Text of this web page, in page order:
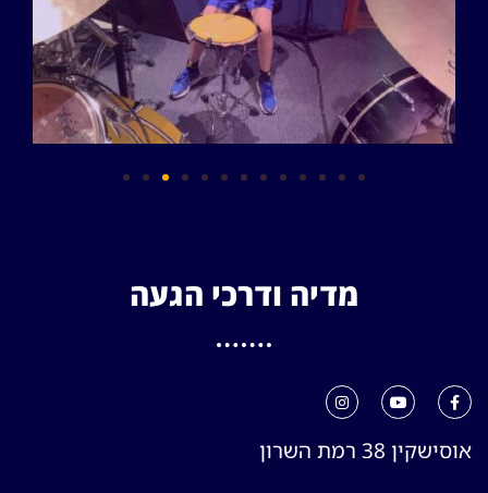
מדיה ודרכי הגעה
אוסישקין 38 רמת השרון